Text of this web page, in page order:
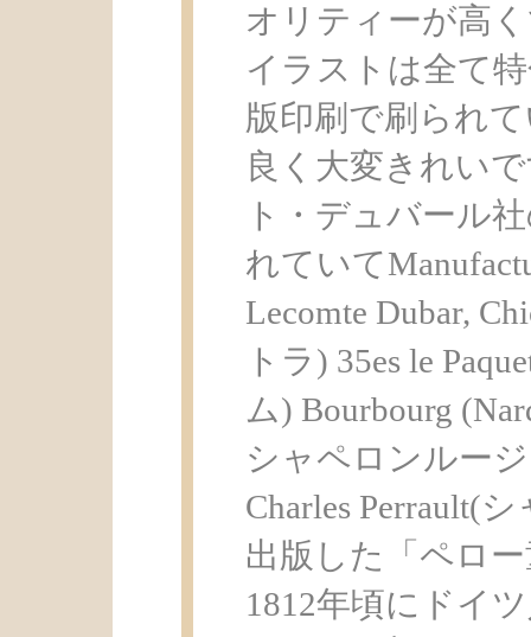
オリティーが高
イラストは全て
版印刷で刷られ
良く大変きれい
ト・デュバール
れていて
Lecomte Dubar,
トラ) 35es le
ム) Bourbourg
シャペロンルー
Charles Perrault(
出版した「ペロ
1812年頃にドイ